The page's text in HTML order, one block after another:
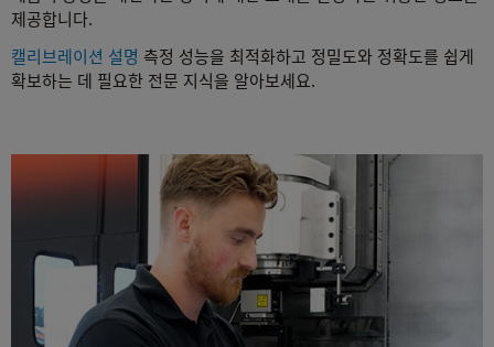
제공합니다.
캘리브레이션 설명 측정 성능을 최적화하고 정밀도와 정확도를 쉽게
확보하는 데 필요한 전문 지식을 알아보세요.